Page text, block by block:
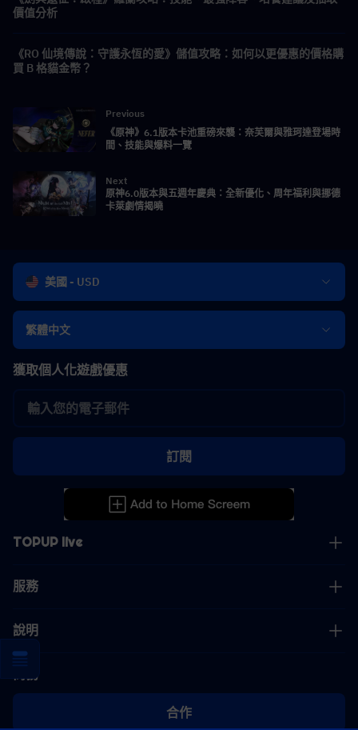
價值分析
《RO 仙境傳說：守護永恆的愛》儲值攻略：如何以更優惠的價格購
買 B 格貓金幣？
Previous
《原神》6.1版本卡池重磅來襲：奈芙爾與雅珂達登場時
間、技能與爆料一覽
Next
原神6.0版本與五週年慶典：全新優化、周年福利與挪德
卡萊劇情揭曉
美國 - USD
繁體中文
TOPUP live
服務
說明
商務
合作
獲取個人化遊戲優惠
訂閱